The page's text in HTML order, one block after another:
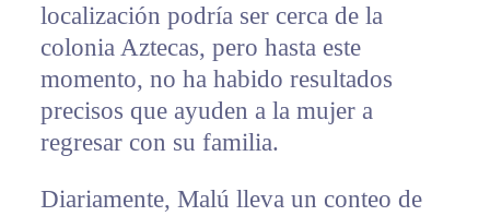
localización podría ser cerca de la
colonia Aztecas, pero hasta este
momento, no ha habido resultados
precisos que ayuden a la mujer a
regresar con su familia.
Diariamente, Malú lleva un conteo de